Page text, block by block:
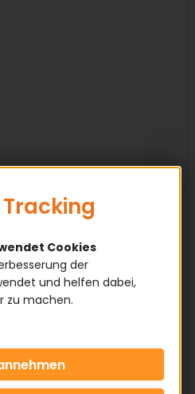
Cookies
der
und helfen dabei,
zu machen.